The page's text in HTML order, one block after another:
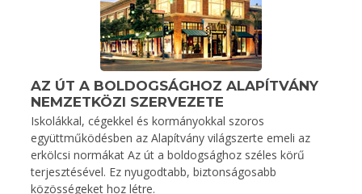
AZ ÚT A BOLDOGSÁGHOZ ALAPÍTVÁNY
NEMZETKÖZI SZERVEZETE
Iskolákkal, cégekkel és kormányokkal szoros
együttműködésben az Alapítvány világszerte emeli az
erkölcsi normákat Az út a boldogsághoz széles körű
terjesztésével. Ez nyugodtabb, biztonságosabb
közösségeket hoz létre.